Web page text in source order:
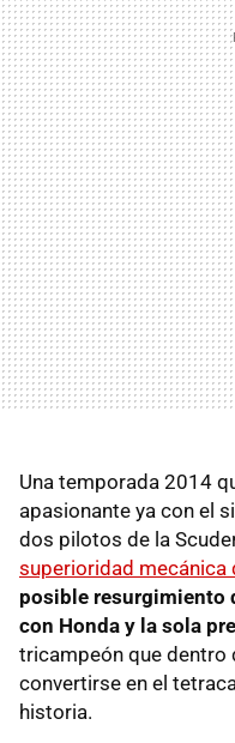
Una temporada 2014
apasionante ya con el
dos pilotos de la
superioridad mecánica
posible resurgimiento
con Honda y la sola
tricampeón que dentro
convertirse en el
historia.